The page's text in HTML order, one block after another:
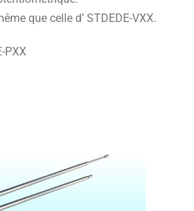
que celle d’ STDEDE-VXX.
PXX